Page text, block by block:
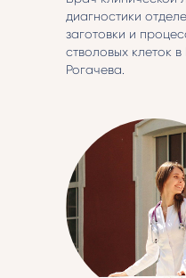
диагностики
заготовки и
стволовых клеток
Рогачева.